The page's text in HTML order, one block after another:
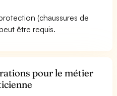
(chaussures de
être requis.
pour le métier